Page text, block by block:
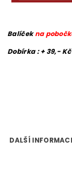
Balíčekna
Dobírka : + 39,- Kč
DALŠÍ